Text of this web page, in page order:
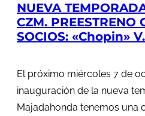
NUEVA
CZM. PREESTRENO
SOCIOS: «Chopin»
El próximo miércoles 7 de
inauguración de la nueva
Majadahonda tenemos una